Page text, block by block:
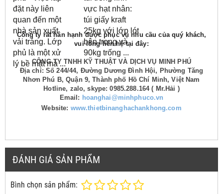
đặt này liên
quan đến một
nhà sản xuất
vải tráng. Lớp
phủ là một xử
lý bề mặt mà ...
vực hạt nhân:
túi giấy kraft
25kg với lớp lót
bên trong và
90kg trống ...
Công ty rất hân hạnh được phục vụ nhu cầu của quý khách,
vui lòng liên hệ tại đây:
CÔNG TY TNHH KỸ THUẬT VÀ DỊCH VỤ MINH PHÚ
Địa chỉ: Số 244/44, Đường Dương Đình Hội, Phường Tăng
Nhơn Phú B, Quận 9, Thành phố Hồ Chí Minh, Việt Nam
Hotline, zalo, skype: 0985.288.164 ( Mr.Hải )
Email: hoanghai@minhphuco.vn
Website: www.thietbinanghachankhong.com
ĐÁNH GIÁ SẢN PHẨM
Bình chọn sản phẩm: